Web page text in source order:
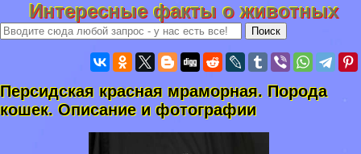
Интересные факты о животных
Персидская красная мраморная. Порода
кошек. Описание и фотографии